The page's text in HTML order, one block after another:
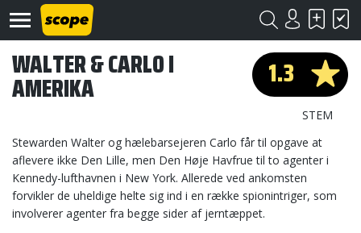
Om
Scope
1.3
STEM
WALTER & CARLO I
AMERIKA
Stewarden Walter og hælebarsejeren Carlo får til opgave at
aflevere ikke Den Lille, men Den Høje Havfrue til to agenter i
Kennedy-lufthavnen i New York. Allerede ved ankomsten
forvikler de uheldige helte sig ind i en række spionintriger, som
involverer agenter fra begge sider af jerntæppet.